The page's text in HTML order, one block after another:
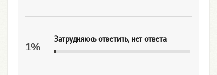
Затрудняюсь ответить, нет ответа
1%